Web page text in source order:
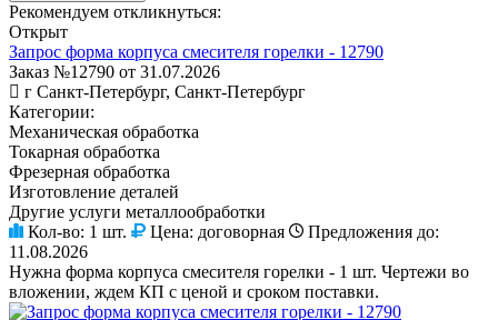
Рекомендуем откликнуться:
Открыт
Запрос форма корпуса смесителя горелки - 12790
Заказ №12790 от 31.07.2026
г Санкт-Петербург, Санкт-Петербург
Категории:
Механическая обработка
Токарная обработка
Фрезерная обработка
Изготовление деталей
Другие услуги металлообработки
Кол-во: 1 шт. Цена: договорная
Предложения до:
11.08.2026
Нужна форма корпуса смесителя горелки - 1 шт. Чертежи во
вложении, ждем КП с ценой и сроком поставки.